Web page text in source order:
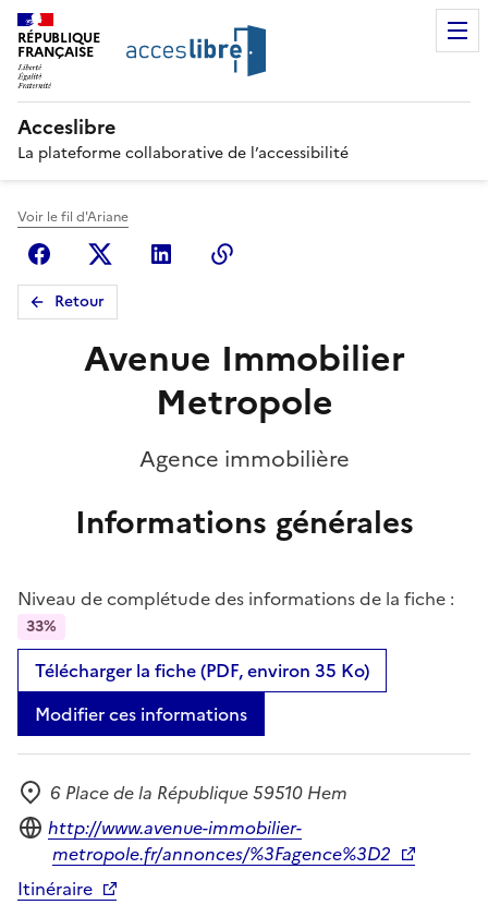
RÉPUBLIQUE
FRANÇAISE
Acceslibre
La plateforme collaborative de l’accessibilité
Voir le fil d'Ariane
FacebookX (anciennement Twitter)
Linkedin
Retour
Avenue Immobilier
Metropole
Agence immobilière
Informations générales
Niveau de complétude des informations de la fiche :
33%
Télécharger la fiche (PDF, environ 35 Ko)
Modifier ces informations
Adresse
6 Place de la République 59510 Hem
Site internet
http://www.avenue-immobilier-
metropole.fr/annonces/%3Fagence%3D2
Itinéraire